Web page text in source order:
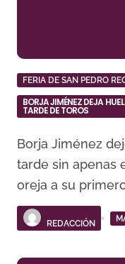
FERIA DE SAN PEDRO
BORJA JIMÉNEZ DEJA
TARDE DE TOROS
Borja Jiménez dejó lo más destacado en una
tarde sin apenas
oreja a su
REDACCIÓN